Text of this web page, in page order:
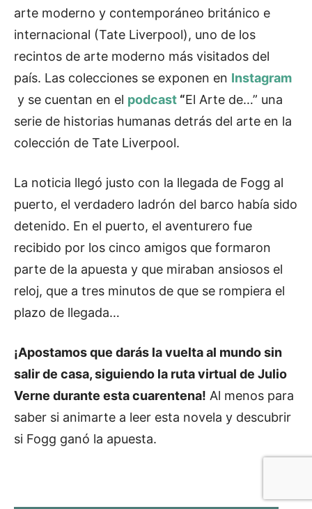
arte moderno y contemporáneo británico e
internacional (Tate Liverpool), uno de los
recintos de arte moderno más visitados del
país. Las colecciones se exponen en Instagram
y se cuentan en el podcast “El Arte de…” una
serie de historias humanas detrás del arte en la
colección de Tate Liverpool.
La noticia llegó justo con la llegada de Fogg al
puerto, el verdadero ladrón del barco había sido
detenido. En el puerto, el aventurero fue
recibido por los cinco amigos que formaron
parte de la apuesta y que miraban ansiosos el
reloj, que a tres minutos de que se rompiera el
plazo de llegada…
¡Apostamos que darás la vuelta al mundo sin
salir de casa, siguiendo la ruta virtual de Julio
Verne durante esta cuarentena! Al menos para
saber si animarte a leer esta novela y descubrir
si Fogg ganó la apuesta.